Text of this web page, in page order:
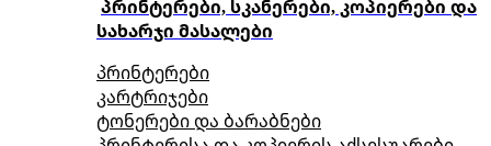
პრინტერები, სკანერები, კოპიერები და
სახარჯი მასალები
პრინტერები
კარტრიჯები
ტონერები და ბარაბნები